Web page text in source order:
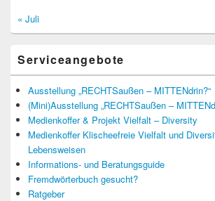
« Juli
Serviceangebote
Ausstellung „RECHTSaußen – MITTENdrin?“
(Mini)Ausstellung „RECHTSaußen –
Medienkoffer & Projekt Vielfalt – Diversity
Medienkoffer Klischeefreie Vielfalt und
Lebensweisen
Informations- und Beratungsguide
Fremdwörterbuch gesucht?
Ratgeber